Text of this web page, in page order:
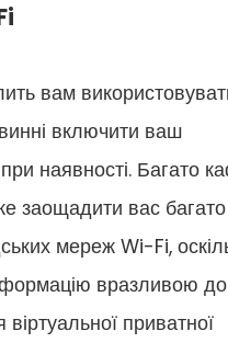
вам
включити ваш
наявності. Багато
заощадити вас багато
мереж Wi-Fi,
вразливою до
приватної